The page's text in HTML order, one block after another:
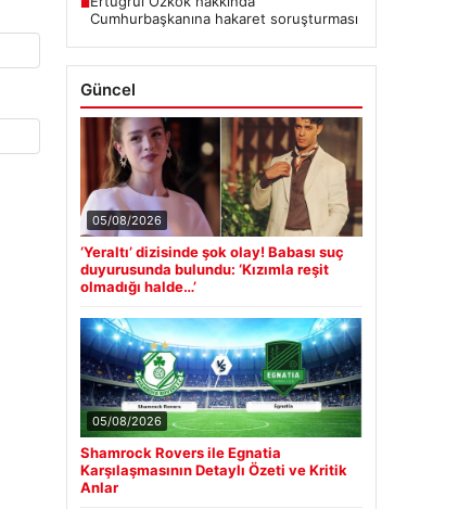
Ertuğrul Özkök hakkında
Cumhurbaşkanına hakaret soruşturması
Güncel
05/08/2026
‘Yeraltı’ dizisinde şok olay! Babası suç
duyurusunda bulundu: ‘Kızımla reşit
olmadığı halde…’
05/08/2026
Shamrock Rovers ile Egnatia
Karşılaşmasının Detaylı Özeti ve Kritik
Anlar